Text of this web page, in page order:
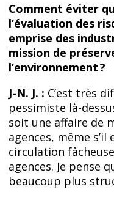
Comment éviter
l’évaluation des
emprise des
mission de
l’environnement ?
J-N. J. : C’est très
pessimiste là-
soit une affaire de
agences, même s’il
circulation
agences. Je pense
beaucoup plus